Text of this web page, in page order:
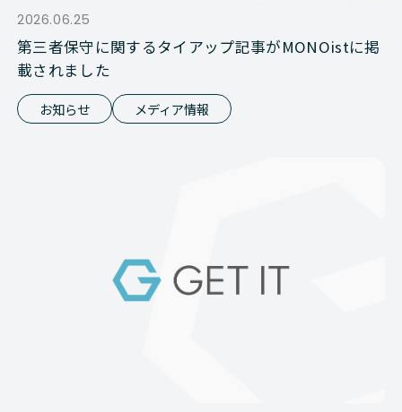
2026.06.25
第三者保守に関するタイアップ記事がMONOistに掲
載されました
お知らせ メディア情報